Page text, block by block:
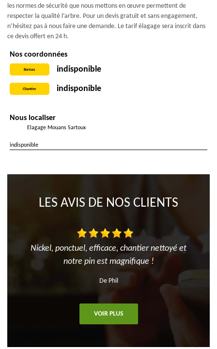
les normes de sécurité que nous mettons en œuvre permettent de
respecter la qualité l’arbre. Pour un devis gratuit et sans engagement,
n’hésitez pas à nous faire une demande. Le tarif élagage sera inscrit dans
ce devis offert en 24 h.
Nos coordonnées
Bureau indisponible
Chantier indisponible
Nous localiser
Elagage Mouans Sartoux
indisponible
LES AVIS DE NOS CLIENTS
Nickel, ponctuel, efficace, chantier nettoyé et
notre pin est magnifique !
De Phil
VOIR PLUS